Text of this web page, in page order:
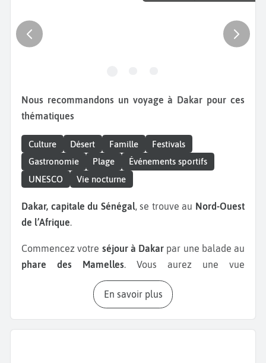
Nous recommandons un voyage à Dakar pour ces
thématiques
Culture Désert Famille
Festivals
Gastronomie
Plage
Événements sportifs
UNESCO
Vie nocturne
Dakar, capitale du Sénégal, se trouve au Nord-Ouest
de l’Afrique.
Commencez votre séjour à Dakar par une balade au
phare des Mamelles. Vous aurez une vue
panoramique au sommet du phare. Profitez, ensuite,
des plages et des magnifiques paysages en vous
bien surl’île de Gorée, classée au patrimoine
En savoir plus